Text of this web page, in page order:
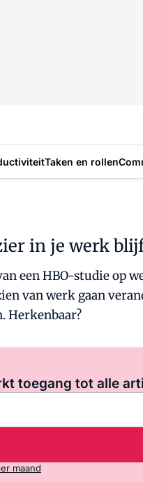
Taken en rollen
in je werk
een HBO-studie op
van werk gaan
Herkenbaar?
toegang tot alle
maand